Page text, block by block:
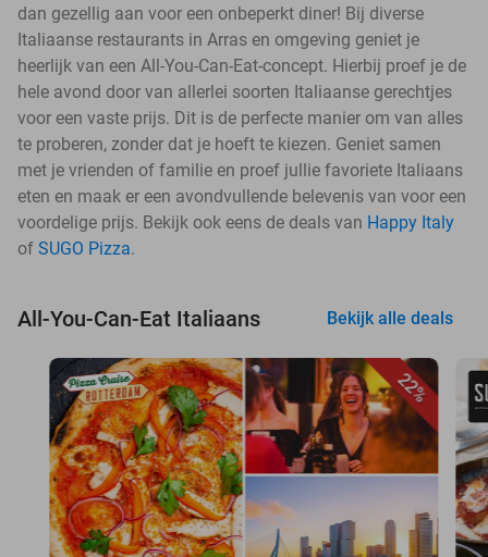
dan gezellig aan voor een onbeperkt diner! Bij diverse
Italiaanse restaurants in Arras en omgeving geniet je
heerlijk van een All-You-Can-Eat-concept. Hierbij proef je de
hele avond door van allerlei soorten Italiaanse gerechtjes
voor een vaste prijs. Dit is de perfecte manier om van alles
te proberen, zonder dat je hoeft te kiezen. Geniet samen
met je vrienden of familie en proef jullie favoriete Italiaans
eten en maak er een avondvullende belevenis van voor een
voordelige prijs. Bekijk ook eens de deals van Happy Italy
of SUGO Pizza.
All-You-Can-Eat Italiaans Bekijk alle deals
22%